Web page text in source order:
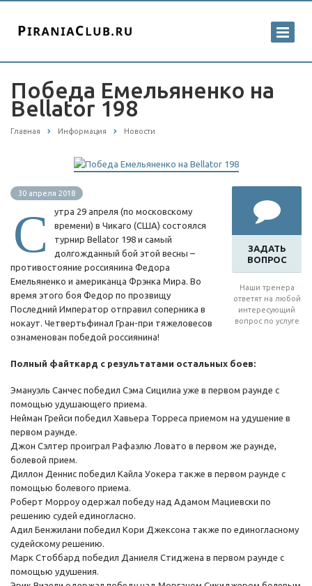
Победа Емельяненко на
Bellator 198
Главная Информация Новости
ЗАДАТЬ
ВОПРОС
Наши тренера
ответят на любой
интересующий
вопрос по услуге
30 апреля 2018
С
утра 29 апреля (по московскому
времени) в Чикаго (США) состоялся
турнир Bellator 198 и самый
долгожданный бой этой весны –
противостояние россиянина Федора
Емельяненко и американца Фрэнка Мира. Во
время этого боя Федор по прозвищу
Последний Император отправил соперника в
нокаут. Четвертьфинал Гран-при тяжеловесов
ознаменован победой россиянина!
Полный файткард с результатами остальных боев:
Эмануэль Санчес победил Сэма Сицилиа уже в первом раунде с
помощью удушающего приема.
Нейман Грейси победил Хавьера Торреса приемом на удушение в
первом раунде.
Джон Сэлтер проиграл Рафаэлю Ловато в первом же раунде,
болевой прием.
Диллон Деннис победил Кайла Уокера также в первом раунде с
помощью болевого приема.
Роберт Морроу одержал победу над Адамом Мациевски по
решению судей единогласно.
Адил Бенжилани победил Кори Джексона также по единогласному
судейскому решению.
Марк Стоббард победил Даниеля Стиджена в первом раунде с
помощью удушения.